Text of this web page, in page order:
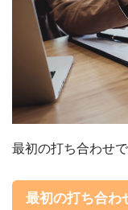
最初の打ち合わせ
最初の打ち合わ